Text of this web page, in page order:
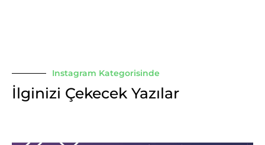
Instagram Kategorisinde
İlginizi Çekecek Yazılar